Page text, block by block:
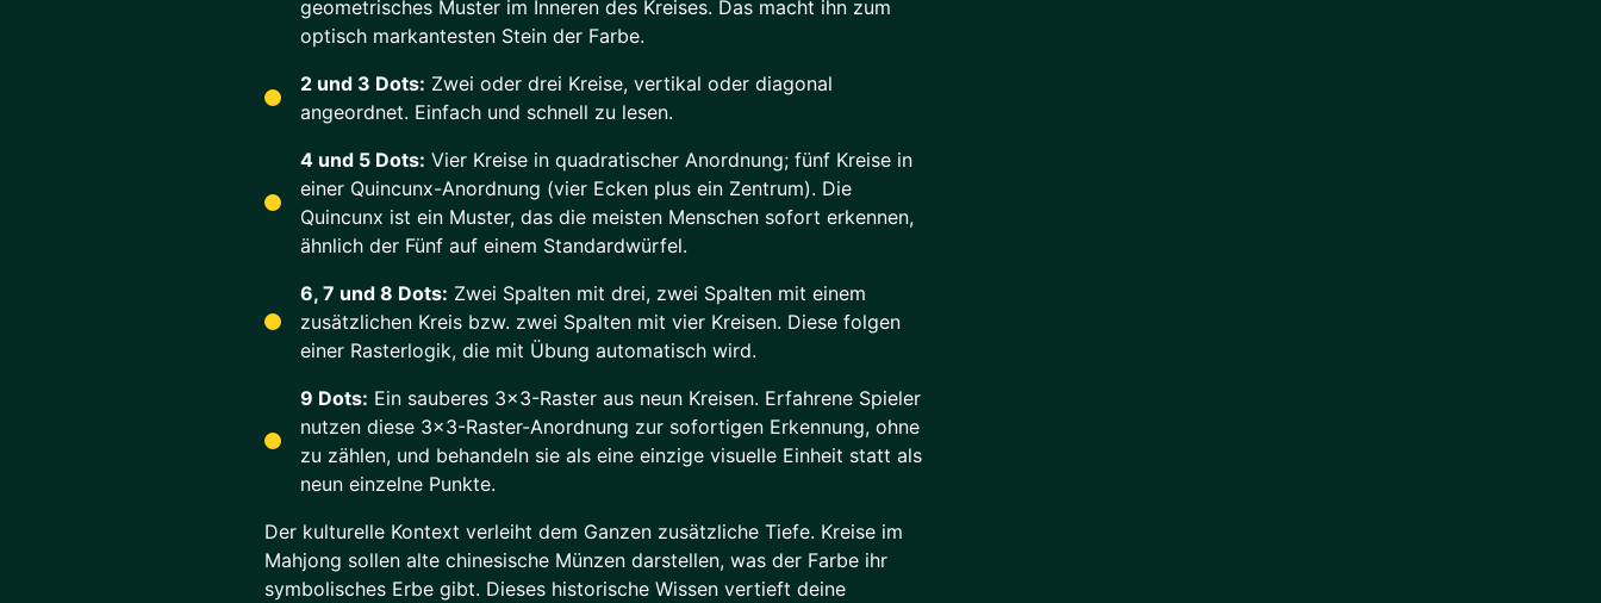
geometrisches Muster im Inneren des Kreises. Das macht ihn zum
optisch markantesten Stein der Farbe.
2 und 3 Dots: Zwei oder drei Kreise, vertikal oder diagonal
angeordnet. Einfach und schnell zu lesen.
4 und 5 Dots: Vier Kreise in quadratischer Anordnung; fünf Kreise in
einer Quincunx-Anordnung (vier Ecken plus ein Zentrum). Die
Quincunx ist ein Muster, das die meisten Menschen sofort erkennen,
ähnlich der Fünf auf einem Standardwürfel.
6, 7 und 8 Dots: Zwei Spalten mit drei, zwei Spalten mit einem
zusätzlichen Kreis bzw. zwei Spalten mit vier Kreisen. Diese folgen
einer Rasterlogik, die mit Übung automatisch wird.
9 Dots: Ein sauberes 3x3-Raster aus neun Kreisen. Erfahrene Spieler
nutzen diese 3x3-Raster-Anordnung zur sofortigen Erkennung, ohne
zu zählen, und behandeln sie als eine einzige visuelle Einheit statt als
neun einzelne Punkte.
Der kulturelle Kontext verleiht dem Ganzen zusätzliche Tiefe. Kreise im
Mahjong sollen alte chinesische Münzen darstellen, was der Farbe ihr
symbolisches Erbe gibt. Dieses historische Wissen vertieft deine